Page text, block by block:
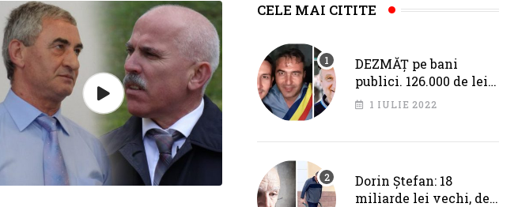
CELE MAI CITITE
DEZMĂȚ pe bani
publici. 126.000 de lei
pentru Fîciu și Băloi,
1 IULIE 2022
Dorin Ștefan: 18
miliarde lei vechi, de